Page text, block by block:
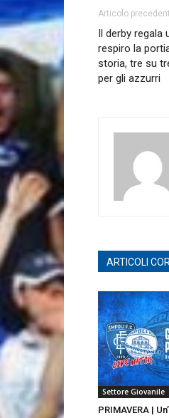
Articolo
Il derby regala
respiro la
storia, tre su
per gli azzurri
ARTICOLI
Settore Giovanile
PRIMAVERA |